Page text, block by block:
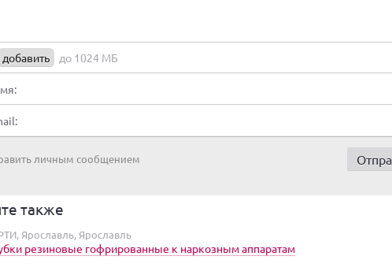
добавить до 1024 МБ
личным сообщением
также
Ярославль, Ярославль
резиновые гофрированные к наркозным аппаратам